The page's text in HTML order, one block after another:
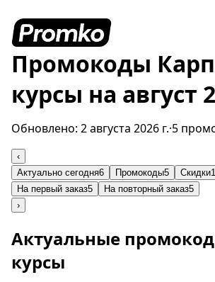
Промокоды
курсы на август
Обновлено: 2 августа 2026 г.·5
‹
Актуально сегодня6 Промокоды5 Скидки1
На первый заказ5 На повторный заказ5
›
Актуальные
курсы